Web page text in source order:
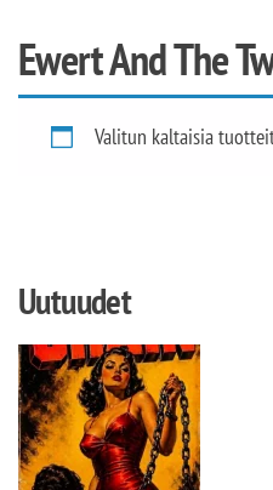
Ewert And The
Valitun kaltaisia
Uutuudet